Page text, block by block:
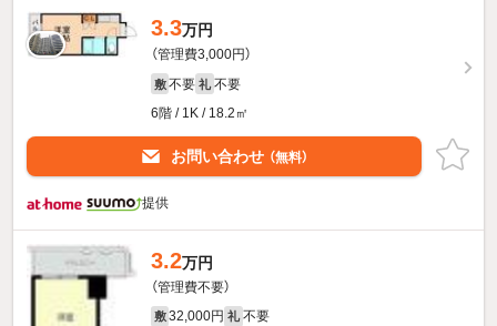
3.3万円
（管理費3,000円）
敷 不要 礼 不要
6階 / 1K / 18.2㎡
お問い合わせ （無料）
提供
3.2万円
（管理費不要）
敷 32,000円 礼 不要